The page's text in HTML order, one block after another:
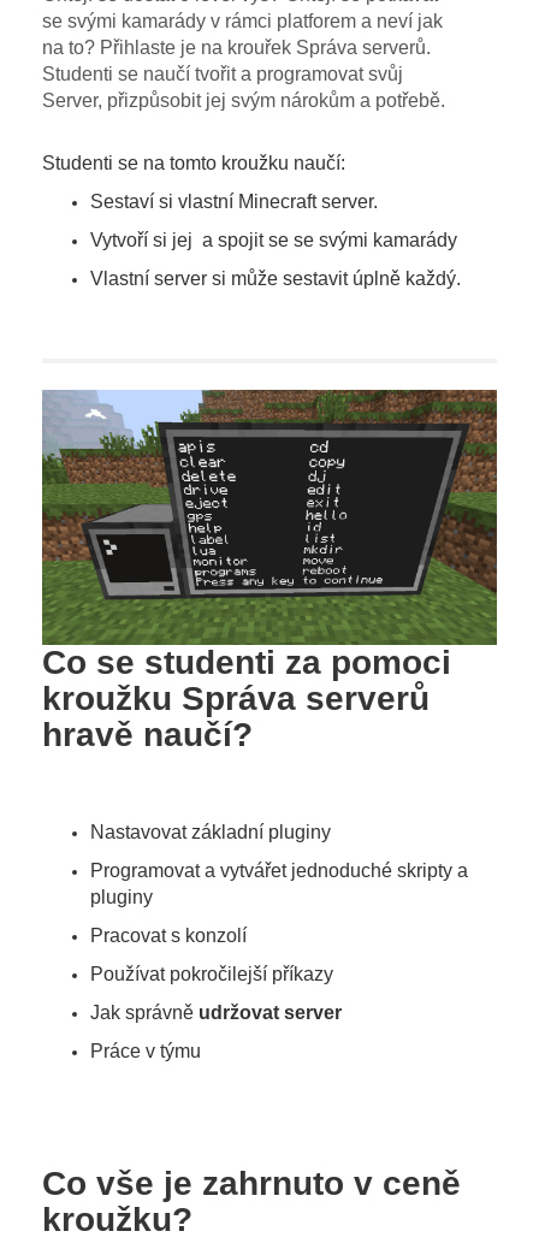
se svými kamarády v rámci platforem a neví jak
na to? Přihlaste je na krouřek Správa serverů.
Studenti se naučí tvořit a programovat svůj
Server, přizpůsobit jej svým nárokům a potřebě.
Studenti se na tomto kroužku naučí:
Sestaví si vlastní Minecraft server.
Vytvoří si jej a spojit se se svými kamarády
Vlastní server si může sestavit úplně každý.
Co se studenti za pomoci
kroužku Správa serverů
hravě naučí?
Nastavovat základní pluginy
Programovat a vytvářet jednoduché skripty a
pluginy
Pracovat s konzolí
Používat pokročilejší příkazy
Jak správně udržovat server
Práce v týmu
Co vše je zahrnuto v ceně
kroužku?